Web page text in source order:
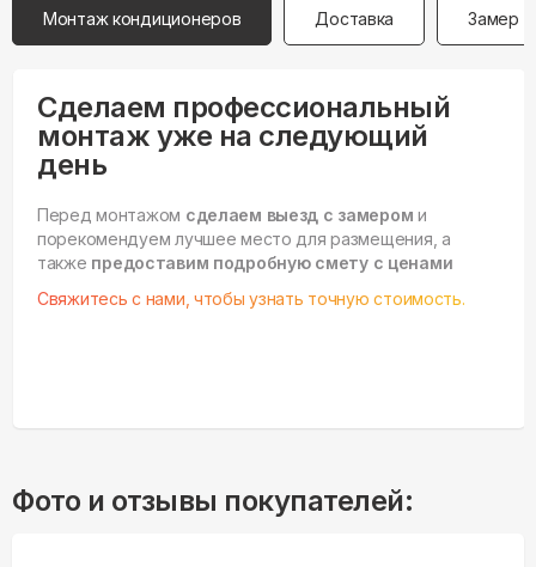
Монтаж кондиционеров Доставка Замер
Сделаем профессиональный
монтаж уже на следующий
день
Перед монтажом сделаем выезд с замером и
порекомендуем лучшее место для размещения, а
также предоставим подробную смету с ценами
Свяжитесь с нами, чтобы узнать точную стоимость.
Фото и отзывы покупателей: